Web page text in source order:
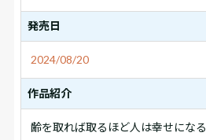
発売日
2024/08/20
作品紹介
齢を取れば取るほど人は幸せになる